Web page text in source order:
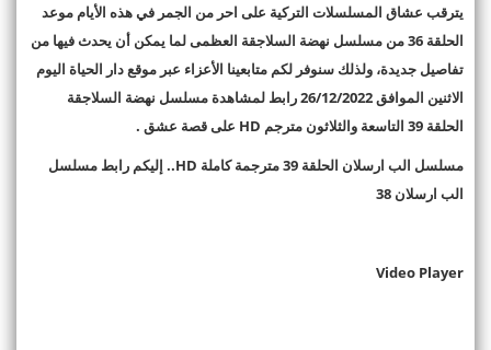
يترقب عشاق المسلسلات التركية على احر من الجمر في هذه الأيام موعد
الحلقة 36 من مسلسل نهضة السلاجقة العظمى لما يمكن أن يحدث فيها من
تفاصيل جديدة، ولذلك سنوفر لكم متابعينا الأعزاء عبر موقع دار الحياة اليوم
الاثنين الموافق 26/12/2022 رابط لمشاهدة مسلسل نهضة السلاجقة
الحلقة 39 التاسعة والثلاثون
مترجم HD على قصة عشق .
مسلسل الب ارسلان الحلقة 39 مترجمة كاملة
إليكم رابط مسلسل
الب ارسلان 38
Video Player